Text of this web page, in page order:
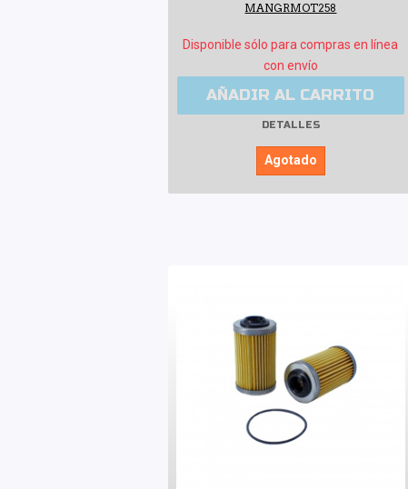
MANGRMOT258
Disponible sólo para compras en línea
con envío
AÑADIR AL CARRITO
DETALLES
Agotado